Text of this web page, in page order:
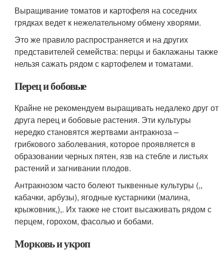
Выращивание томатов и картофеля на соседних
грядках ведет к нежелательному обмену хворями.
Это же правило распространяется и на других
представителей семейства: перцы и баклажаны также
нельзя сажать рядом с картофелем и томатами.
Перец и бобовые
Крайне не рекомендуем выращивать недалеко друг от
друга перец и бобовые растения. Эти культуры
нередко становятся жертвами антракноза –
грибкового заболевания, которое проявляется в
образовании черных пятен, язв на стебле и листьях
растений и загнивании плодов.
Антракнозом часто болеют тыквенные культуры (,,
кабачки, арбузы), ягодные кустарники (малина,
крыжовник,),. Их также не стоит высаживать рядом с
перцем, горохом, фасолью и бобами.
Морковь и укроп